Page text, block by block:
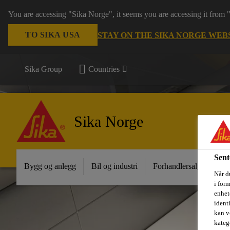
You are accessing "Sika Norge", it seems you are accessing it
TO SIKA USA STAY ON THE SIKA NORGE
Sika Group Countries
Sika Norge
Bygg og anlegg Bil og industri Forhandlersalg
Når
i
kan